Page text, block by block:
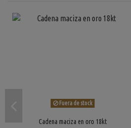
Fuera de stock
Cadena maciza en oro 18kt